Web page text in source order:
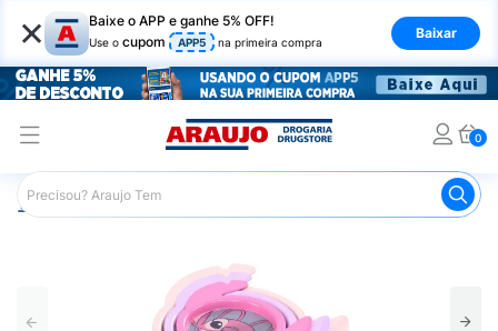
× Baixe o APP e ganhe 5% OFF!
Use o cupom APP5 na primeira compra
Baixar
0
Araujo Infantil Acessórios para Alimentação Infantil